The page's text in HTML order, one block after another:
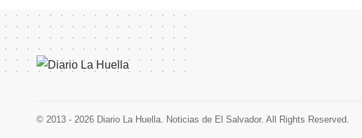
© 2013 - 2026 Diario La Huella. Noticias de El Salvador. All Rights Reserved.